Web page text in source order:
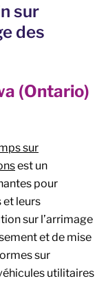
sur
des
(Ontario)
sur
est un
pour
et leurs
sur l’arrimage
et de mise
sur
utilitaires